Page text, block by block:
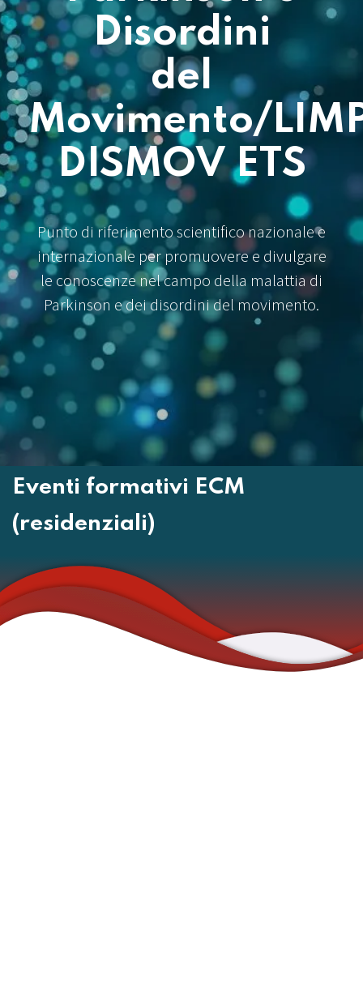
Disordini
del
Movimento/
DISMOV ETS
Punto di riferimento scientifico nazionale e
internazionale per promuovere e divulgare
le conoscenze nel campo della malattia di
Parkinson e dei disordini del movimento.
Eventi formativi ECM
(residenziali)